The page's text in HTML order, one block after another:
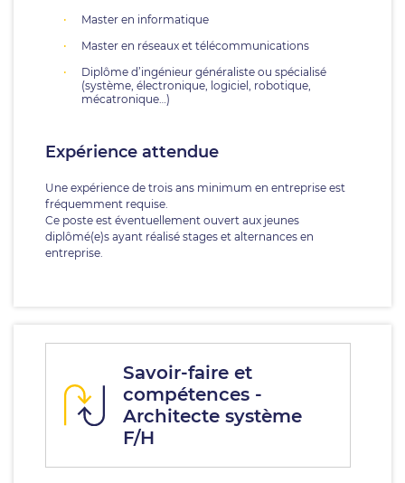
Master en informatique
Master en réseaux et télécommunications
Diplôme d’ingénieur généraliste ou spécialisé
(système, électronique, logiciel, robotique,
mécatronique…)
Expérience attendue
Une expérience de trois ans minimum en entreprise est
fréquemment requise.
Ce poste est éventuellement ouvert aux jeunes
diplômé(e)s ayant réalisé stages et alternances en
entreprise.
Savoir-faire et
compétences -
Architecte système
F/H